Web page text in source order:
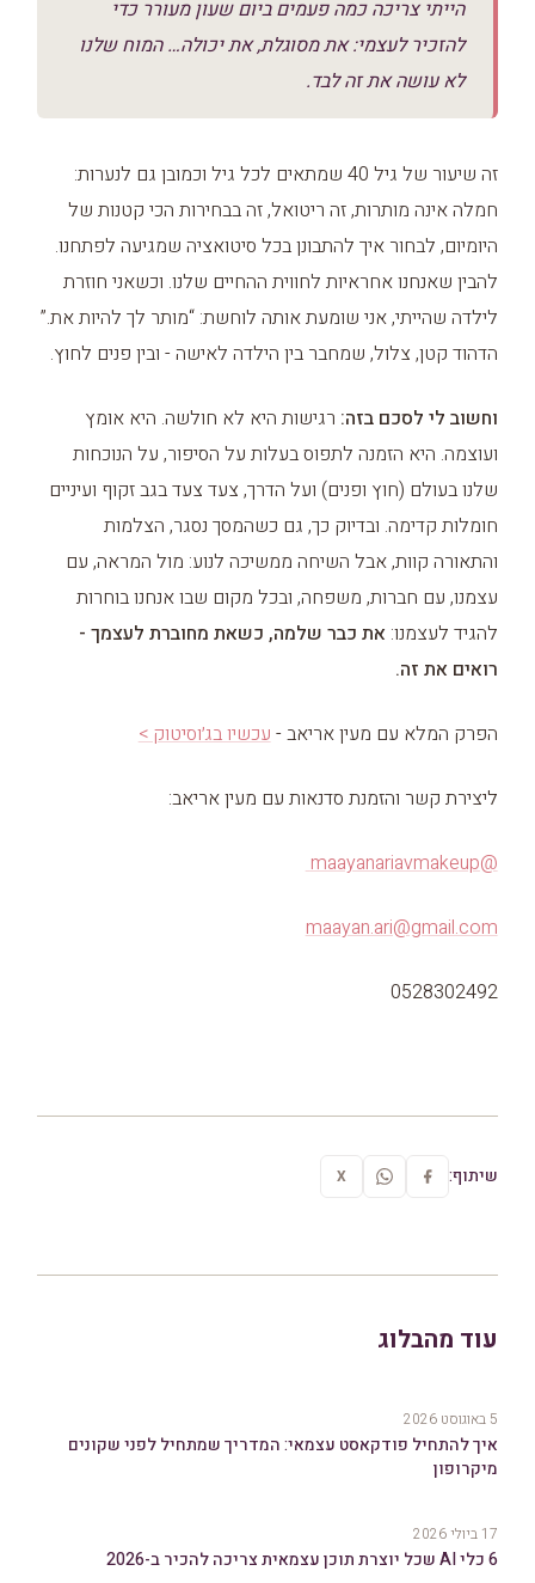
הייתי צריכה כמה פעמים ביום שעון מעורר כדי
להזכיר לעצמי: את מסוגלת, את יכולה… המוח שלנו
לא עושה את זה לבד.
זה שיעור של גיל 40 שמתאים לכל גיל וכמובן גם לנערות:
חמלה אינה מותרות, זה ריטואל, זה בבחירות הכי קטנות של
היומיום, לבחור איך להתבונן בכל סיטואציה שמגיעה לפתחנו.
להבין שאנחנו אחראיות לחווית ההחיים שלנו. וכשאני חוזרת
לילדה שהייתי, אני שומעת אותה לוחשת: “מותר לך להיות את.”
הדהוד קטן, צלול, שמחבר בין הילדה לאישה - ובין פנים לחוץ.
וחשוב לי לסכם בזה: רגישות היא לא חולשה. היא אומץ
ועוצמה. היא הזמנה לתפוס בעלות על הסיפור, על הנוכחות
שלנו בעולם (חוץ ופנים) ועל הדרך, צעד צעד בגב זקוף ועיניים
חומלות קדימה. ובדיוק כך, גם כשהמסך נסגר, הצלמות
והתאורה קוות, אבל השיחה ממשיכה לנוע: מול המראה, עם
עצמנו, עם חברות, משפחה, ובכל מקום שבו אנחנו בוחרות
להגיד לעצמנו: את כבר שלמה, כשאת מחוברת לעצמך -
רואים את זה.
הפרק המלא עם מעין אריאב -עכשיו בג׳וסיטוק >
ליצירת קשר והזמנת סדנאות עם מעין אריאב:
⁠@maayanariavmakeup ⁠
maayan.ari@gmail.com
0528302492
שיתוף: X
עוד מהבלוג
5 באוגוסט 2026
איך להתחיל פודקאסט עצמאי: המדריך שמתחיל לפני שקונים
מיקרופון
17 ביולי 2026
6 כלי AI שכל יוצרת תוכן עצמאית צריכה להכיר ב-2026